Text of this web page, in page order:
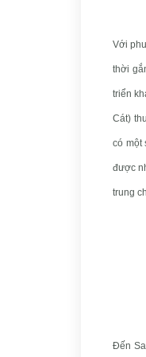
Với
thời
triển
Cát)
có một
được
trung
Đến